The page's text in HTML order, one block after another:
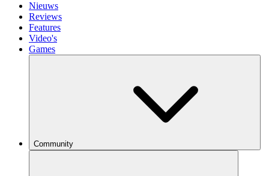
Nieuws
Reviews
Features
Video's
Games
Community